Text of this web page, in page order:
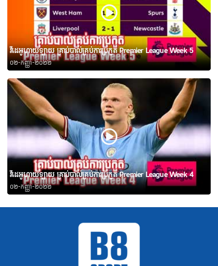
វីដេអូហាយឡាយ គ្រាប់បាល់គ្រប់ការប្រកួត Premier League Week 5
០២-កញ្ញា-២០២២
វីដេអូហាយឡាយ គ្រាប់បាល់គ្រប់ការប្រកួត Premier League Week 4
០២-កញ្ញា-២០២២